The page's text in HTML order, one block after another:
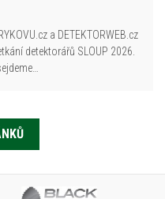
a DETEKTORWEB.cz
detektorářů SLOUP 2026.